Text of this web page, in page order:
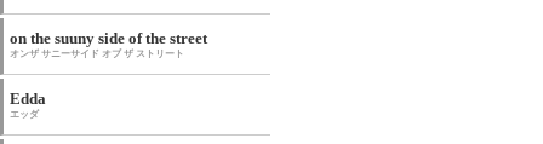
on the suuny side of the street
オンザ サニーサイド オブ ザ ストリート
Edda
エッダ